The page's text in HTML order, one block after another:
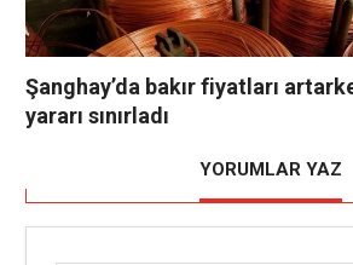
Şanghay’da bakır fiyatları
yararı sınırladı
YORUMLAR YAZ